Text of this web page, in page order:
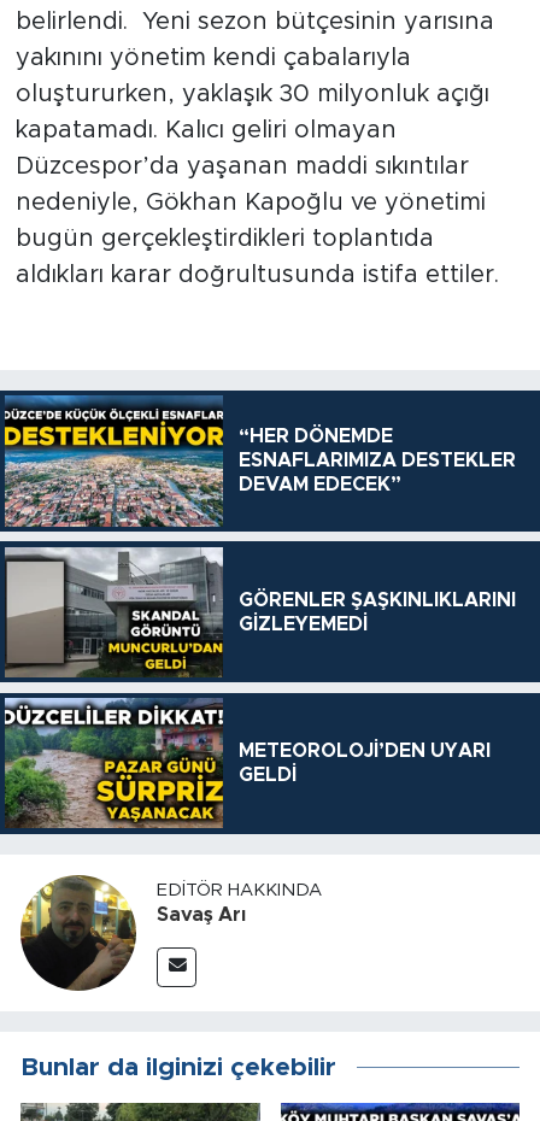
belirlendi. Yeni sezon bütçesinin yarısına
yakınını yönetim kendi çabalarıyla
oluştururken, yaklaşık 30 milyonluk açığı
kapatamadı. Kalıcı geliri olmayan
Düzcespor’da yaşanan maddi sıkıntılar
nedeniyle, Gökhan Kapoğlu ve yönetimi
bugün gerçekleştirdikleri toplantıda
aldıkları karar doğrultusunda istifa ettiler.
“HER DÖNEMDE
ESNAFLARIMIZA DESTEKLER
DEVAM EDECEK”
GÖRENLER ŞAŞKINLIKLARINI
GİZLEYEMEDİ
METEOROLOJİ’DEN UYARI
GELDİ
EDITÖR HAKKINDA
Savaş Arı
Bunlar da ilginizi çekebilir